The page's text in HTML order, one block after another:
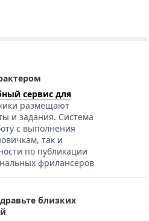
сервис для
размещают
и задания. Система
с выполнения
так и
по публикации
фрилансеров
близких